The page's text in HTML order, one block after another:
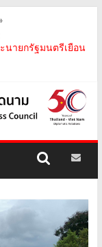
นายกรัฐมนตรีเยือน
..
ระชุมหารือคณะรัฐ
..
ารือร่วมกับคณะผู้
น กรุงฮ..
งานวันคล้ายวัน
จ..
and